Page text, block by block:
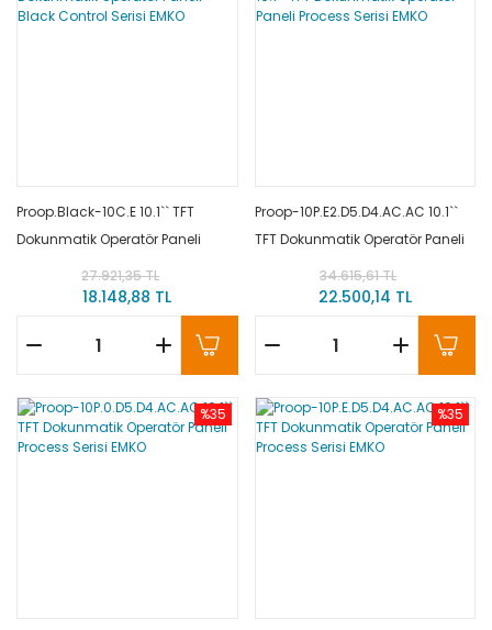
Proop.Black-10C.E 10.1`` TFT
Dokunmatik Operatör Paneli
Black Control Serisi EMKO
27.921,35 TL
18.148,88 TL
Proop-10P.E2.D5.D4.AC.AC 10.1``
TFT Dokunmatik Operatör Paneli
Process Serisi EMKO
34.615,61 TL
22.500,14 TL
%35 %35